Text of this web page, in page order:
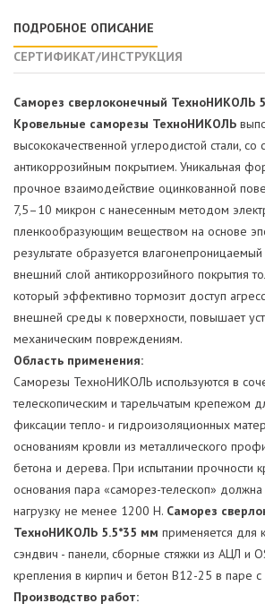
ПОДРОБНОЕ ОПИСАНИЕ
СЕРТИФИКАТ/ИНСТРУКЦИЯ
Саморез сверлоконечный ТехноНИКОЛЬ
Кровельные саморезы ТехноНИКОЛЬ
высококачественной углеродистой стали, со
антикоррозийным покрытием. Уникальная
прочное взаимодействие оцинкованной
7,5–10 микрон с нанесенным методом
пленкообразующим веществом на основе
результате образуется
внешний слой антикоррозийного покрытия
который эффективно тормозит доступ
внешней среды к поверхности, повышает
механическим повреждениям.
Область применения:
Саморезы ТехноНИКОЛЬ используются в
телескопическим и тарельчатым крепежом
фиксации тепло- и гидроизоляционных
основаниям кровли из металлического
бетона и дерева. При испытании прочности
основания пара «саморез-телескоп»
нагрузку не менее 1200 Н. Саморез
ТехноНИКОЛЬ 5.5*35 мм применяется для
сэндвич - панели, сборные стяжки из АЦЛ и
крепления в кирпич и бетон В12-25 в паре
Производство работ: